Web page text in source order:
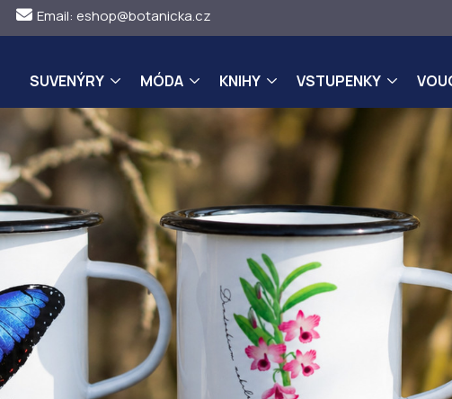
Email: eshop@botanicka.cz
SUVENÝRY MÓDA KNIHY VSTUPENKY